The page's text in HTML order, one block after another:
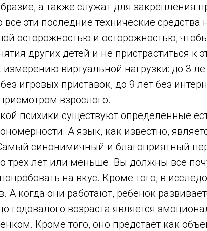
а также служат для закрепления
эти последние технические средства
осторожностью и осторожностью,
других детей и не пристраститься к
виртуальной нагрузки: до 3
игровых приставок, до 9 лет без
взрослого.
психики существуют определенные
А язык, как известно,
синонимичный и благоприятный
трех лет или меньше. Вы должны все
на вкус. Кроме того, в
А когда они работают, ребенок
годовалого возраста является
Кроме того, оно предстает как